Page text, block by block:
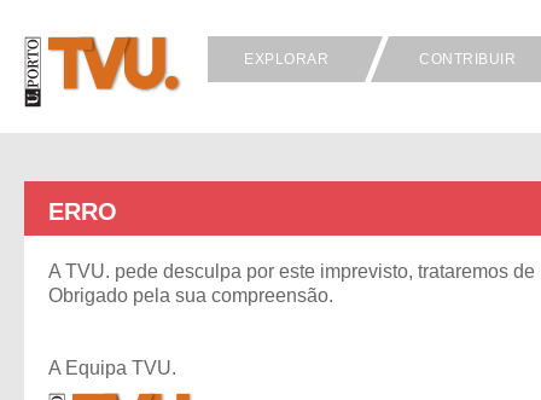
EXPLORAR CONTRIBUIR
ERRO
A TVU. pede desculpa por este imprevisto, trataremos
Obrigado pela sua compreensão.
A Equipa TVU.